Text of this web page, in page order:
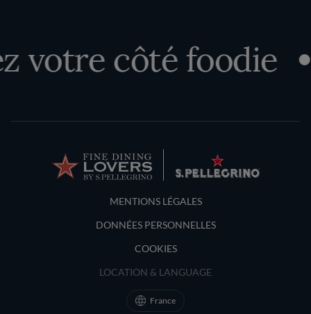
votre côté foodie
Terms and Conditions
MENTIONS LÉGALES
DONNÉES PERSONNELLES
COOKIES
LOCATION & LANGUAGE
France